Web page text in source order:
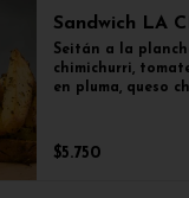
Sandwich LA
Seitán a la
chimichurri,
en pluma, queso
$5.750